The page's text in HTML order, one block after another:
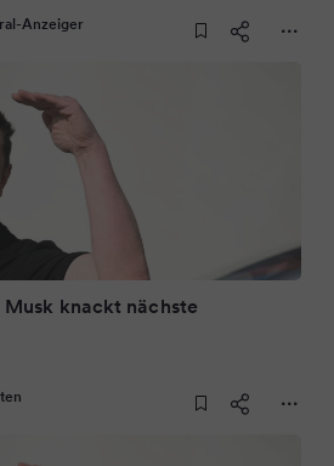
Anzeiger
knackt nächste